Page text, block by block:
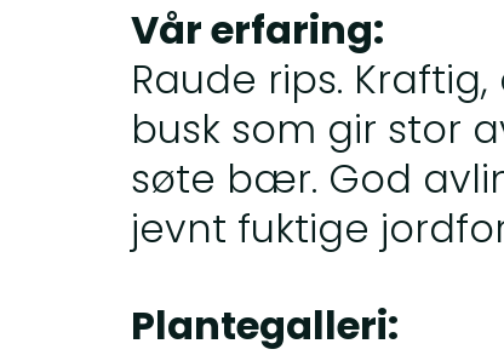
Vår erfaring:
Raude rips.
busk som gir stor
søte bær. God
jevnt fuktige
Plantegalleri: